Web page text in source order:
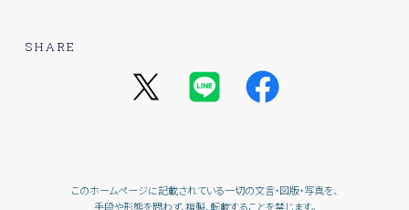
SHARE
このホームページに記載されている一切の文言・図版・写真を、
手段や形態を問わず、複製、転載することを禁じます。